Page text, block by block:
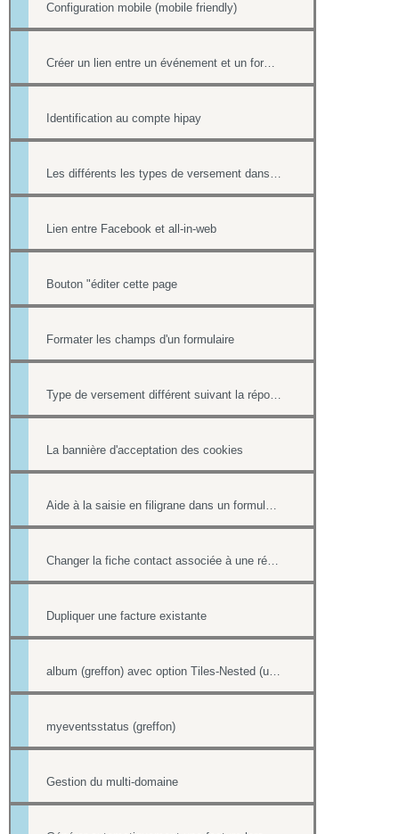
Configuration mobile (mobile friendly)
Identification au compte hipay
Lien entre Facebook et all-in-web
Bouton "éditer cette page
Formater les champs d'un formulaire
La bannière d'acceptation des cookies
Dupliquer une facture existante
myeventsstatus (greffon)
Gestion du multi-domaine